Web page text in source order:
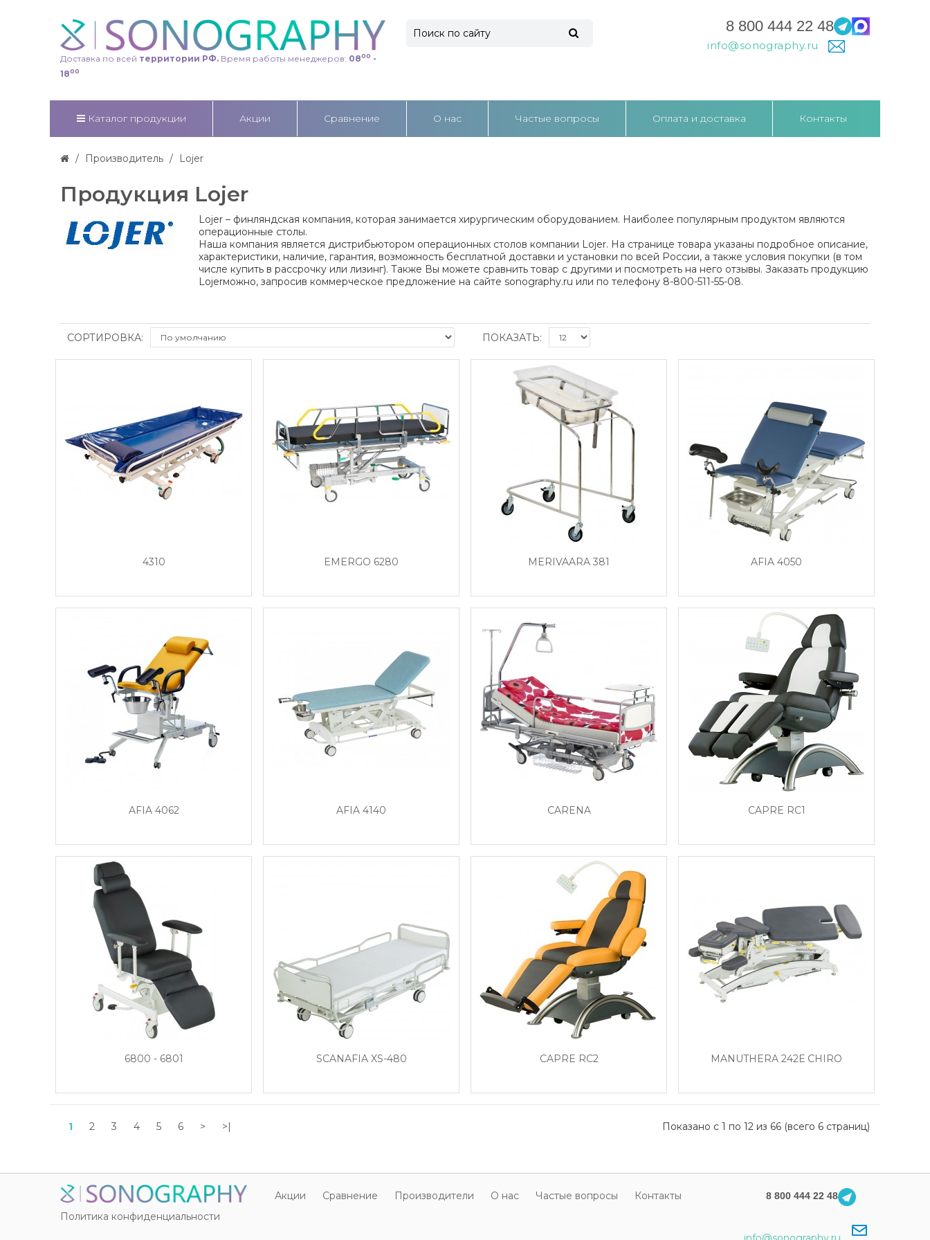
Доставка по всей территории РФ. Время работы менеджеров: 0800 -
1800
8 800 444 22 48
info@sonography.ru
Каталог продукции Акции Cравнение О нас Частые вопросы Оплата и доставка Контакты
Производитель Lojer
Продукция Lojer
Lojer – финляндская компания, которая занимается хирургическим оборудованием. Наиболее популярным продуктом являются
операционные столы.
Наша компания является дистрибьютором операционных столов компании Lojer. На странице товара указаны подробное описание,
характеристики, наличие, гарантия, возможность бесплатной доставки и установки по всей России, а также условия покупки (в том
числе купить в рассрочку или лизинг). Также Вы можете сравнить товар с другими и посмотреть на него отзывы. Заказать продукцию
Lojerможно, запросив коммерческое предложение на сайте sonography.ru или по телефону 8-800-511-55-08.
СОРТИРОВКА: ПОКАЗАТЬ:
4310 EMERGO 6280 MERIVAARA 381 AFIA 4050
AFIA 4062 AFIA 4140 CARENA CAPRE RC1
6800 - 6801 SCANAFIA XS-480 CAPRE RC2 MANUTHERA 242Е CHIRO
1 2 3 4 5 6 > >| Показано с 1 по 12 из 66 (всего 6 страниц)
Политика конфиденциальности
Акции Cравнение Производители О нас Частые вопросы Контакты 8 800 444 22 48